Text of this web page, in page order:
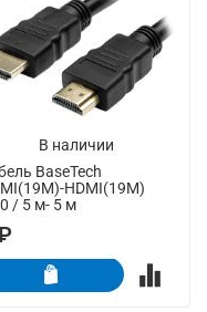
В наличии
BaseTech
HDMI(19M)
/ 5 м- 5 м